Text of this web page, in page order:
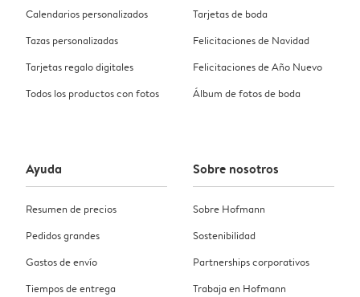
Calendarios personalizados
Tazas personalizadas
Tarjetas regalo digitales
Todos los productos con fotos
Tarjetas de boda
Felicitaciones de Navidad
Felicitaciones de Año Nuevo
Álbum de fotos de boda
Ayuda
Resumen de precios
Pedidos grandes
Gastos de envío
Tiempos de entrega
Sobre nosotros
Sobre Hofmann
Sostenibilidad
Partnerships corporativos
Trabaja en Hofmann